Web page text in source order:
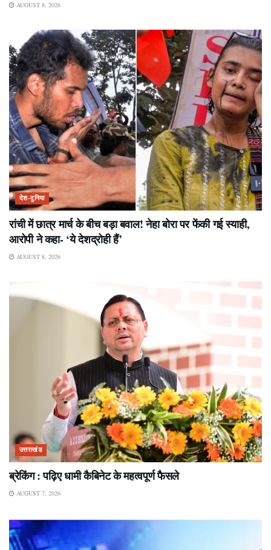
AUGUST 8, 2026
देश-दुनिया
रांची में छात्र मार्च के बीच बड़ा बवाल! नेहा बोरा पर फेंकी गई स्याही,
आरोपी ने कहा- ‘ये देशद्रोही हैं’
AUGUST 8, 2026
उत्तराखंड
ब्रेकिंग : पढ़िए धामी कैबिनेट के महत्वपूर्ण फैसले
AUGUST 7, 2026